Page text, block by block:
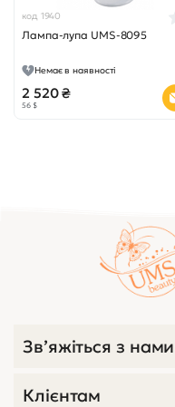
код 1940
Лампа-лупа UMS-8095
Немає в наявності
2 520 ₴
56 $
Зв’яжіться з нами
Клієнтам